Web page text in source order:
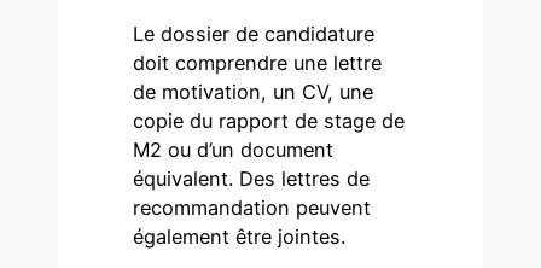
Le dossier de candidature
doit comprendre une lettre
de motivation, un CV, une
copie du rapport de stage de
M2 ou d’un document
équivalent. Des lettres de
recommandation peuvent
également être jointes.